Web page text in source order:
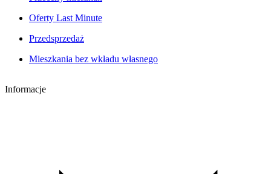
Oferty Last Minute
Przedsprzedaż
Mieszkania bez wkładu własnego
Informacje